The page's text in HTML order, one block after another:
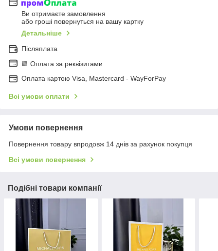
Ви отримаєте замовлення
або гроші повернуться на вашу картку
Детальніше
Післяплата
🟩 Оплата за реквізитами
Оплата картою Visa, Mastercard - WayForPay
Всі умови оплати
Умови повернення
Повернення товару впродовж 14 днів за рахунок покупця
Всі умови повернення
Подібні товари компанії